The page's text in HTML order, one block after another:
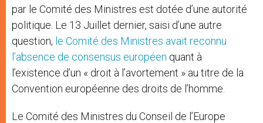
par le Comité des Ministres est dotée d’une autorité
politique. Le 13 Juillet dernier, saisi d’une autre
question, le Comité des Ministres avait reconnu
l’absence de consensus européen quant à
l’existence d’un « droit à l’avortement » au titre de la
Convention européenne des droits de l’homme.
Le Comité des Ministres du Conseil de l’Europe